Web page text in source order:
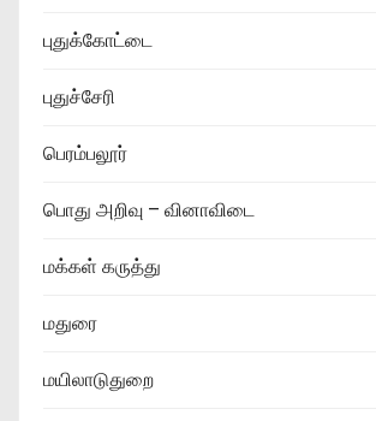
புதுக்கோட்டை
புதுச்சேரி
பெரம்பலூர்
பொது அறிவு – வினாவிடை
மக்கள் கருத்து
மதுரை
மயிலாடுதுறை